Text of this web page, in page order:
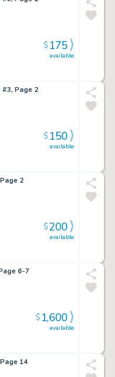
available
$175
Page 2
available
$150
2
available
$200
6-7
available
$1,600
14